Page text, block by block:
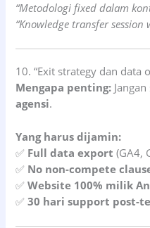
“Metodologi fixed dalam
“Knowledge transfer
10. “Exit strategy dan data
Mengapa penting:
agensi.
Yang harus dijamin:
✅ Full data export (GA4,
✅ No non-compete
✅Website 100% milik
✅30 hari support post-